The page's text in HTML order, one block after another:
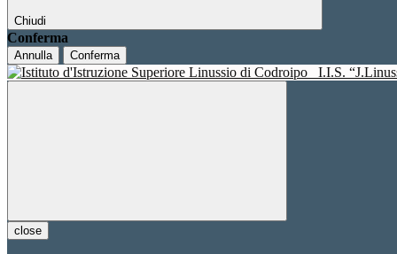
Chiudi
Conferma
Annulla Conferma
I.I.S.
close